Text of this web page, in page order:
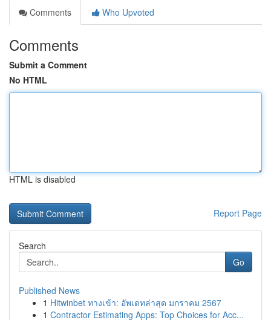
Comments
Who Upvoted
Comments
Submit a Comment
No HTML
HTML is disabled
Report Page
Search
Go
Published News
1 Hitwinbet ทางเข้า: อัพเดทล่าสุด มกราคม 2567
1 Contractor Estimating Apps: Top Choices for Acc...